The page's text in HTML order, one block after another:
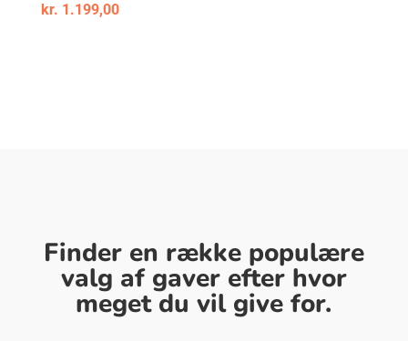
kr. 1.199,00
Finder en række populære
valg af gaver efter hvor
meget du vil give for.